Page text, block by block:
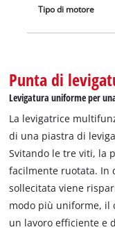
Tipo di motore
Punta di
Levigatura uniforme per
La levigatrice
di una piastra di
Svitando le tre viti, la
facilmente ruotata. In
sollecitata viene
modo più uniforme, il
un lavoro efficiente e